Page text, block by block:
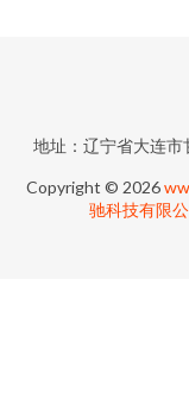
地址：辽宁省大连
Copyright © 2026
驰科技有限